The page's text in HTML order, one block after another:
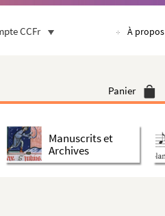
CCFr À propos
Panier
Manuscrits et
Archives